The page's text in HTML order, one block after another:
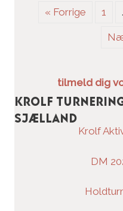
« Forrige 1
tilmeld dig
Krolf
Sjælland
Krolf
DM